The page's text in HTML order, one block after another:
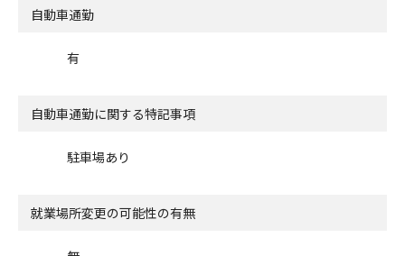
自動車通勤
有
自動車通勤に関する特記事項
駐車場あり
就業場所変更の可能性の有無